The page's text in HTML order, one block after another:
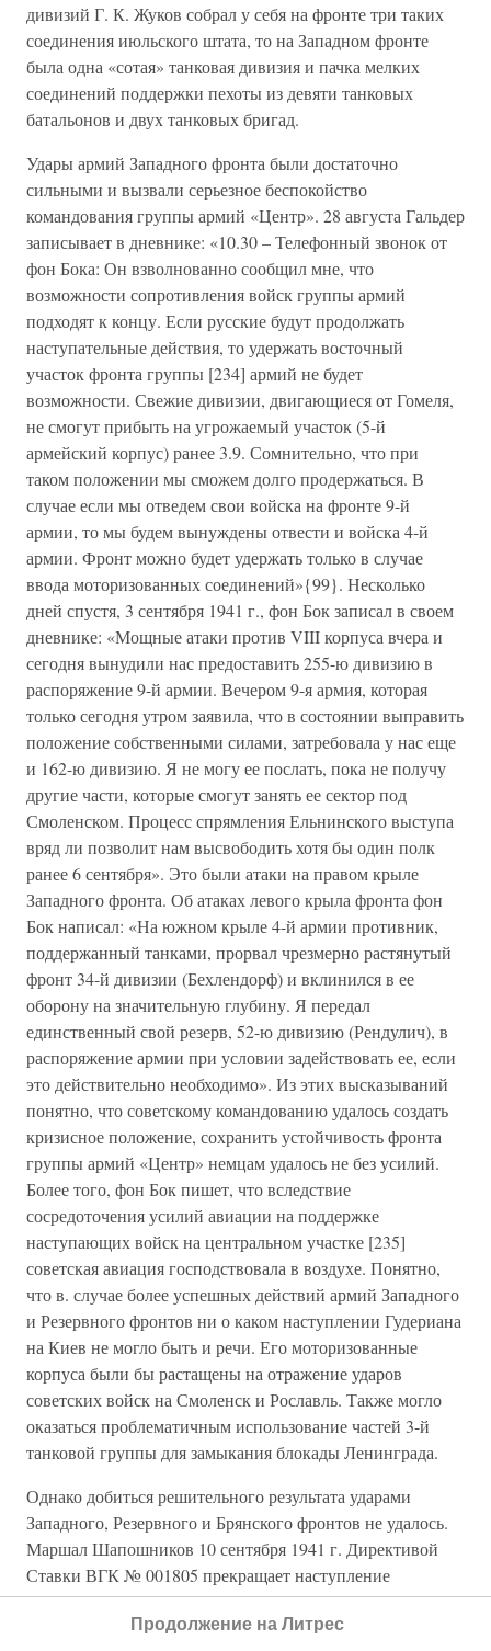
дивизий Г. К. Жуков собрал у себя на фронте три таких
соединения июльского штата, то на Западном фронте
была одна «сотая» танковая дивизия и пачка мелких
соединений поддержки пехоты из девяти танковых
батальонов и двух танковых бригад.
Удары армий Западного фронта были достаточно
сильными и вызвали серьезное беспокойство
командования группы армий «Центр». 28 августа Гальдер
записывает в дневнике: «10.30 – Телефонный звонок от
фон Бока: Он взволнованно сообщил мне, что
возможности сопротивления войск группы армий
подходят к концу. Если русские будут продолжать
наступательные действия, то удержать восточный
участок фронта группы [234] армий не будет
возможности. Свежие дивизии, двигающиеся от Гомеля,
не смогут прибыть на угрожаемый участок (5-й
армейский корпус) ранее 3.9. Сомнительно, что при
таком положении мы сможем долго продержаться. В
случае если мы отведем свои войска на фронте 9-й
армии, то мы будем вынуждены отвести и войска 4-й
армии. Фронт можно будет удержать только в случае
ввода моторизованных соединений»{99}. Несколько
дней спустя, 3 сентября 1941 г., фон Бок записал в своем
дневнике: «Мощные атаки против VIII корпуса вчера и
сегодня вынудили нас предоставить 255-ю дивизию в
распоряжение 9-й армии. Вечером 9-я армия, которая
только сегодня утром заявила, что в состоянии выправить
положение собственными силами, затребовала у нас еще
и 162-ю дивизию. Я не могу ее послать, пока не получу
другие части, которые смогут занять ее сектор под
Смоленском. Процесс спрямления Ельнинского выступа
вряд ли позволит нам высвободить хотя бы один полк
ранее 6 сентября». Это были атаки на правом крыле
Западного фронта. Об атаках левого крыла фронта фон
Бок написал: «На южном крыле 4-й армии противник,
поддержанный танками, прорвал чрезмерно растянутый
фронт 34-й дивизии (Бехлендорф) и вклинился в ее
оборону на значительную глубину. Я передал
единственный свой резерв, 52-ю дивизию (Рендулич), в
распоряжение армии при условии задействовать ее, если
это действительно необходимо». Из этих высказываний
понятно, что советскому командованию удалось создать
кризисное положение, сохранить устойчивость фронта
группы армий «Центр» немцам удалось не без усилий.
Более того, фон Бок пишет, что вследствие
сосредоточения усилий авиации на поддержке
наступающих войск на центральном участке [235]
советская авиация господствовала в воздухе. Понятно,
что в. случае более успешных действий армий Западного
и Резервного фронтов ни о каком наступлении Гудериана
на Киев не могло быть и речи. Его моторизованные
корпуса были бы растащены на отражение ударов
советских войск на Смоленск и Рославль. Также могло
оказаться проблематичным использование частей 3-й
танковой группы для замыкания блокады Ленинграда.
Однако добиться решительного результата ударами
Западного, Резервного и Брянского фронтов не удалось.
Маршал Шапошников 10 сентября 1941 г. Директивой
Ставки ВГК № 001805 прекращает наступление
Западного фронта:
Продолжение на Литрес